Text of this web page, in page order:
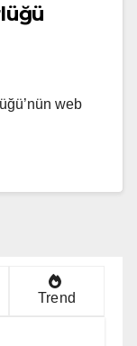
web
Trend